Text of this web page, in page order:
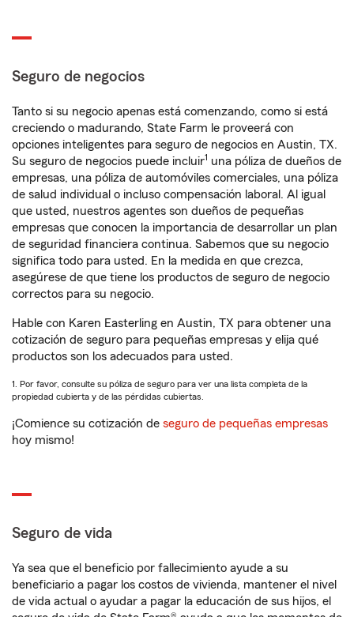
Seguro de negocios
Tanto si su negocio apenas está comenzando, como si está
creciendo o madurando, State Farm le proveerá con
opciones inteligentes para seguro de negocios en Austin, TX.
Su seguro de negocios puede incluir1 una póliza de dueños de
empresas, una póliza de automóviles comerciales, una póliza
de salud individual o incluso compensación laboral. Al igual
que usted, nuestros agentes son dueños de pequeñas
empresas que conocen la importancia de desarrollar un plan
de seguridad financiera continua. Sabemos que su negocio
significa todo para usted. En la medida en que crezca,
asegúrese de que tiene los productos de seguro de negocio
correctos para su negocio.
Hable con Karen Easterling en Austin, TX para obtener una
cotización de seguro para pequeñas empresas y elija qué
productos son los adecuados para usted.
1. Por favor, consulte su póliza de seguro para ver una lista completa de la
propiedad cubierta y de las pérdidas cubiertas.
¡Comience su cotización de seguro de pequeñas empresas
hoy mismo!
Seguro de vida
Ya sea que el beneficio por fallecimiento ayude a su
beneficiario a pagar los costos de vivienda, mantener el nivel
de vida actual o ayudar a pagar la educación de sus hijos, el